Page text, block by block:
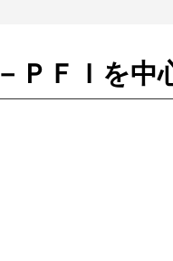
ＰＦＩを中